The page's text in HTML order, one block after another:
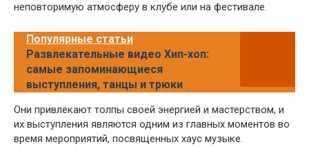
неповторимую атмосферу в клубе или на фестивале.
Популярные статьи
Развлекательные видео Хип-хоп:
самые запоминающиеся
выступления, танцы и трюки
Они привлекают толпы своей энергией и мастерством, и
их выступления являются одним из главных моментов во
время мероприятий, посвященных хаус музыке.